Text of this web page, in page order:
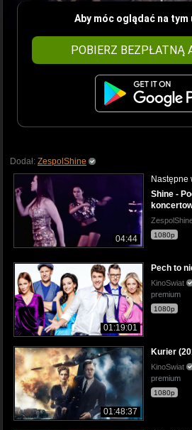
Aby móc oglądać na tym
POBIERZ BEZPŁATNĄ
Dodał: ZespolShine
04:44
Następne
Shine -
1080p
01:19:01
Pech to
KinoSwiat
premium
1080p
01:48:37
Kurier
KinoSwiat
premium
1080p